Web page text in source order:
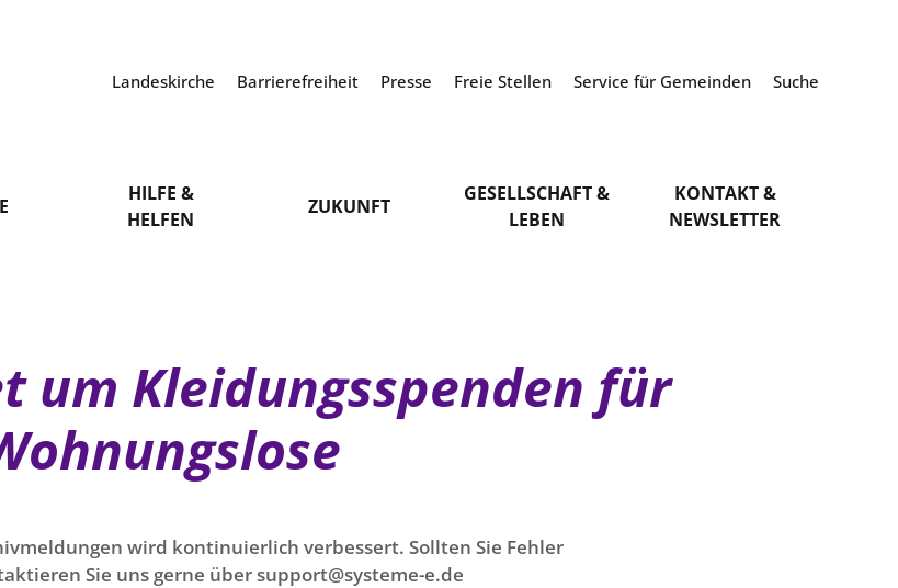
Landeskirche Barrierefreiheit Presse Freie Stellen Service für Gemeinden Suche
HILFE &
HELFEN
ZUKUNFT
GESELLSCHAFT &
LEBEN
KONTAKT &
NEWSLETTER
um Kleidungsspenden für
wird kontinuierlich verbessert. Sollten Sie Fehler
Sie uns gerne über support@systeme-e.de